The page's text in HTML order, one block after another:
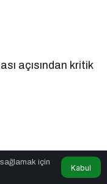
açısından kritik
için
Kabul